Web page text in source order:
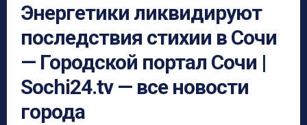
Энергетики ликвидируют
последствия стихии в Сочи
— Городской портал Сочи |
Sochi24.tv — все новости
города